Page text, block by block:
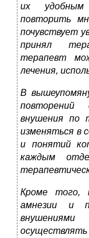
их удобным
повторить
почувствует
принял
терапевт
лечения,
В
повторений
внушения по
изменяться в
и понятий
каждым
Кроме того,
амнезии и